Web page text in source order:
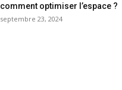
comment optimiser l’espace ?
septembre 23, 2024